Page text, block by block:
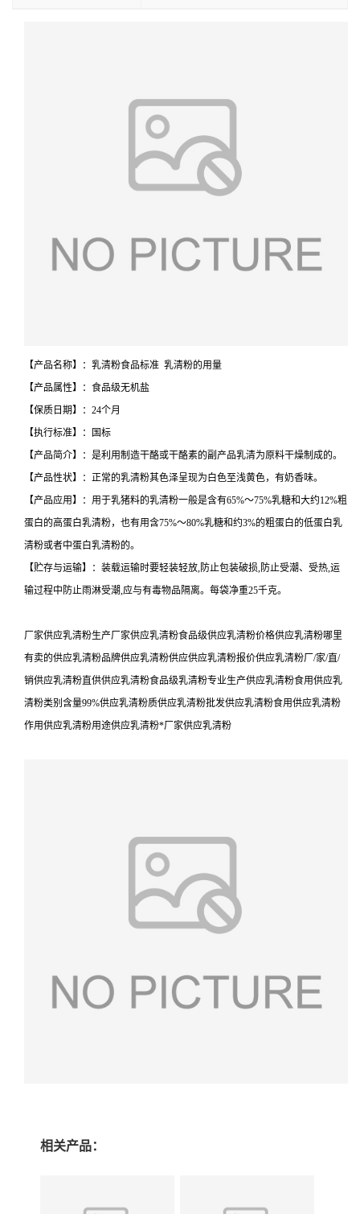
【产品名称】：乳清粉食品标准 乳清粉的用量
【产品属性】：食品级无机盐
【保质日期】：24个月
【执行标准】：国标
【产品简介】：是利用制造干酪或干酪素的副产品乳清为原料干燥制成的。
【产品性状】：正常的乳清粉其色泽呈现为白色至浅黄色，有奶香味。
【产品应用】：用于乳猪料的乳清粉一般是含有65%～75%乳糖和大约12%粗
蛋白的高蛋白乳清粉，也有用含75%～80%乳糖和约3%的粗蛋白的低蛋白乳
清粉或者中蛋白乳清粉的。
【贮存与运输】：装载运输时要轻装轻放,防止包装破损,防止受潮、受热,运
输过程中防止雨淋受潮,应与有毒物品隔离。每袋净重25千克。
厂家供应乳清粉生产厂家供应乳清粉食品级供应乳清粉价格供应乳清粉哪里
有卖的供应乳清粉品牌供应乳清粉供应供应乳清粉报价供应乳清粉厂/家/直/
销供应乳清粉直供供应乳清粉食品级乳清粉专业生产供应乳清粉食用供应乳
清粉类别含量99%供应乳清粉质供应乳清粉批发供应乳清粉食用供应乳清粉
作用供应乳清粉用途供应乳清粉*厂家供应乳清粉
相关产品：